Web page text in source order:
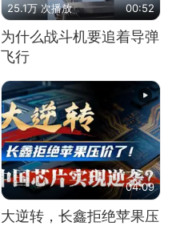
25.1万 次播放 00:52
为什么战斗机要追着导弹
飞行
04:09
大逆转，长鑫拒绝苹果压